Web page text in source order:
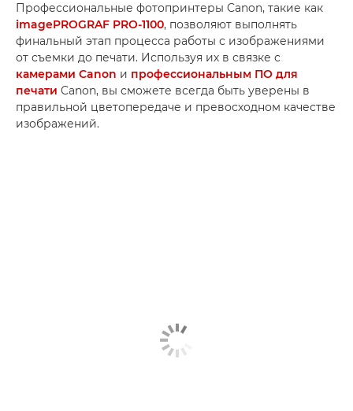
Профессиональные фотопринтеры Canon, такие как
imagePROGRAF PRO-1100, позволяют выполнять
финальный этап процесса работы с изображениями
от съемки до печати. Используя их в связке с
камерами Canon и профессиональным ПО для
печати Canon, вы сможете всегда быть уверены в
правильной цветопередаче и превосходном качестве
изображений.